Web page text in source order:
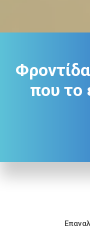
που το